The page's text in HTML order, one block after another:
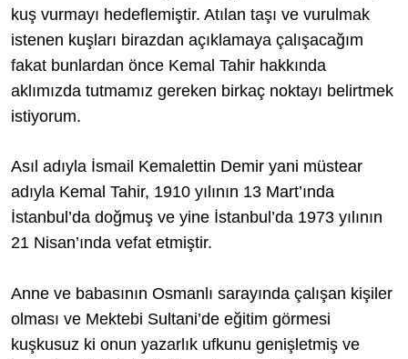
kuş vurmayı hedeflemiştir. Atılan taşı ve vurulmak
istenen kuşları birazdan açıklamaya çalışacağım
fakat bunlardan önce Kemal Tahir hakkında
aklımızda tutmamız gereken birkaç noktayı belirtmek
istiyorum.
Asıl adıyla İsmail Kemalettin Demir yani müstear
adıyla Kemal Tahir, 1910 yılının 13 Mart’ında
İstanbul’da doğmuş ve yine İstanbul’da 1973 yılının
21 Nisan’ında vefat etmiştir.
Anne ve babasının Osmanlı sarayında çalışan kişiler
olması ve Mektebi Sultani’de eğitim görmesi
kuşkusuz ki onun yazarlık ufkunu genişletmiş ve